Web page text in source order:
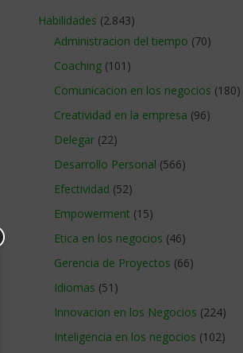
Habilidades (2.843)
Administracion del tiempo (70)
Coaching (101)
Comunicacion en los negocios (180)
Creatividad en la empresa (96)
Delegar (22)
Desarrollo Personal (566)
Efectividad (52)
Empowerment (15)
Etica en los negocios (46)
Gerencia de Proyectos (66)
Idiomas (51)
Innovacion en los Negocios (224)
Inteligencia en los negocios (102)